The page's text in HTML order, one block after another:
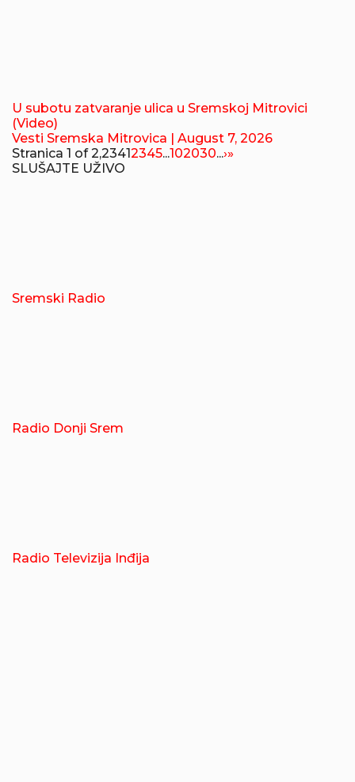
U subotu zatvaranje ulica u Sremskoj Mitrovici
(Video)
Vesti Sremska Mitrovica | August 7, 2026
Stranica 1 of 2,23412345...102030...›»
SLUŠAJTE UŽIVO
Sremski Radio
Radio Donji Srem
Radio Televizija Inđija